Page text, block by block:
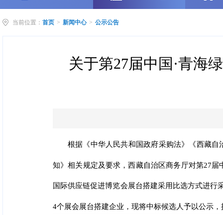
当前位置： 首页 > 新闻中心 > 公示公告
关于第27届中国·青海
根据《中华人民共和国政府采购法》《西藏
知》相关规定及要求，西藏自治区商务厅对第27
国际供应链促进博览会展台搭建采用比选方式进行
4个展会展台搭建企业，现将中标候选人予以公示